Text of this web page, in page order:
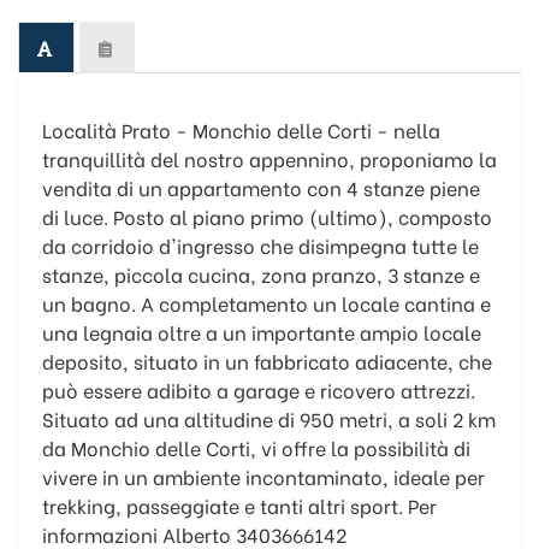
Località Prato - Monchio delle Corti - nella
tranquillità del nostro appennino, proponiamo la
vendita di un appartamento con 4 stanze piene
di luce. Posto al piano primo (ultimo), composto
da corridoio d'ingresso che disimpegna tutte le
stanze, piccola cucina, zona pranzo, 3 stanze e
un bagno. A completamento un locale cantina e
una legnaia oltre a un importante ampio locale
deposito, situato in un fabbricato adiacente, che
può essere adibito a garage e ricovero attrezzi.
Situato ad una altitudine di 950 metri, a soli 2 km
da Monchio delle Corti, vi offre la possibilità di
vivere in un ambiente incontaminato, ideale per
trekking, passeggiate e tanti altri sport. Per
informazioni Alberto 3403666142